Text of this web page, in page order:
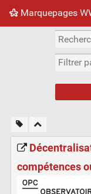
Marquepages
Nuage de tags
compétences